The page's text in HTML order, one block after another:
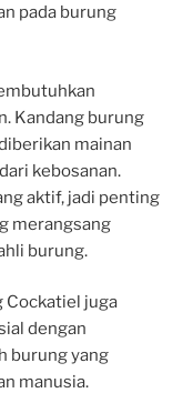
pada burung
Kandang burung
mainan
kebosanan.
aktif, jadi penting
merangsang
burung.
Cockatiel juga
dengan
burung yang
manusia.